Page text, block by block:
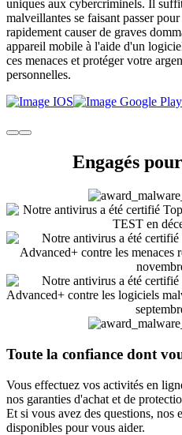
uniques aux cybercriminels. Il
malveillantes se faisant passer
rapidement causer de graves
appareil mobile à l'aide d'un
ces menaces et protéger votre
personnelles.
Engagéspour
Toute la confiance dont
Vous effectuez vos activités en
nos garanties d'achat et de
Et si vous avez des questions, nos
disponibles pour vous aider.